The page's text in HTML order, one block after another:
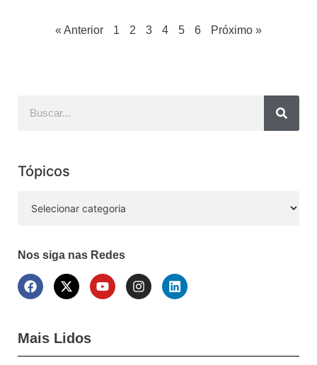
« Anterior 1 2 3 4 5 6 Próximo »
Tópicos
Nos siga nas Redes
Mais Lidos